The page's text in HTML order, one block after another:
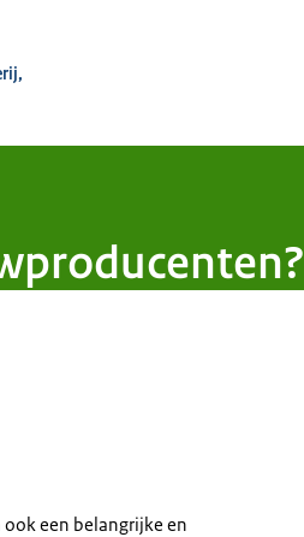
een belangrijke en